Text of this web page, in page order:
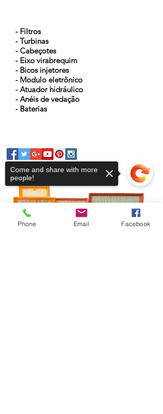
- Filtros
- Turbinas
- Cabeçotes
- Eixo virabrequim
- Bicos injetores
- Modulo eletrônico
- Atuador hidráulico
- Anéis de vedação
- Baterias
Phone Email Facebook
Come and share with more
people!